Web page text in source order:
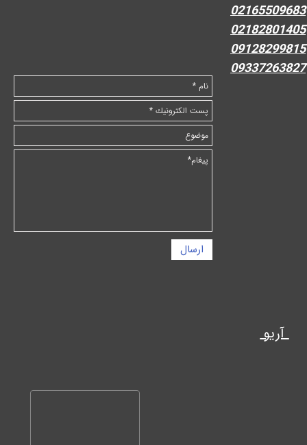
ارسال
02165509683
02182801405
09128299815
09337263827
آریو